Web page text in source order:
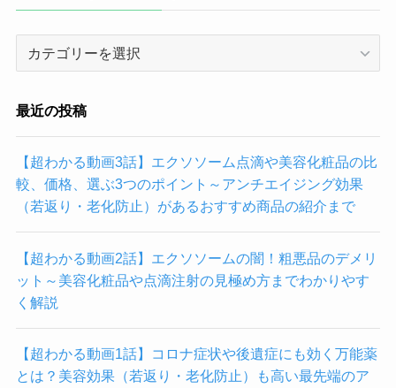
眼剤
点鼻剤
鼻剤
NAD点鼻剤
59,800円
エクソソーム
NMN／NAD点
鼻剤
69,800円
エ
ク
ソ
ソ
ー
受
け
ら
れ
る
ク
最近の投稿
【超わかる動画3話】エクソソーム点滴や美容化粧品の比
較、価格、選ぶ3つのポイント～アンチエイジング効果
（若返り・老化防止）があるおすすめ商品の紹介まで
【超わかる動画2話】エクソソームの闇！粗悪品のデメリ
ット～美容化粧品や点滴注射の見極め方までわかりやす
く解説
【超わかる動画1話】コロナ症状や後遺症にも効く万能薬
とは？美容効果（若返り・老化防止）も高い最先端のア